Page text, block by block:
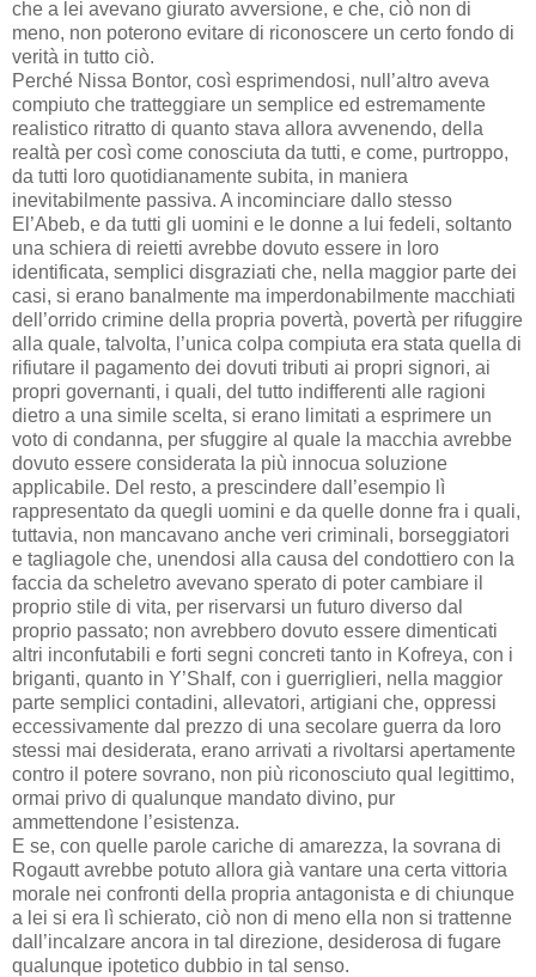
che a lei avevano giurato avversione, e che, ciò non di
meno, non poterono evitare di riconoscere un certo fondo di
verità in tutto ciò.
Perché Nissa Bontor, così esprimendosi, null’altro aveva
compiuto che tratteggiare un semplice ed estremamente
realistico ritratto di quanto stava allora avvenendo, della
realtà per così come conosciuta da tutti, e come, purtroppo,
da tutti loro quotidianamente subita, in maniera
inevitabilmente passiva. A incominciare dallo stesso
El’Abeb, e da tutti gli uomini e le donne a lui fedeli, soltanto
una schiera di reietti avrebbe dovuto essere in loro
identificata, semplici disgraziati che, nella maggior parte dei
casi, si erano banalmente ma imperdonabilmente macchiati
dell’orrido crimine della propria povertà, povertà per rifuggire
alla quale, talvolta, l’unica colpa compiuta era stata quella di
rifiutare il pagamento dei dovuti tributi ai propri signori, ai
propri governanti, i quali, del tutto indifferenti alle ragioni
dietro a una simile scelta, si erano limitati a esprimere un
voto di condanna, per sfuggire al quale la macchia avrebbe
dovuto essere considerata la più innocua soluzione
applicabile. Del resto, a prescindere dall’esempio lì
rappresentato da quegli uomini e da quelle donne fra i quali,
tuttavia, non mancavano anche veri criminali, borseggiatori
e tagliagole che, unendosi alla causa del condottiero con la
faccia da scheletro avevano sperato di poter cambiare il
proprio stile di vita, per riservarsi un futuro diverso dal
proprio passato; non avrebbero dovuto essere dimenticati
altri inconfutabili e forti segni concreti tanto in Kofreya, con i
briganti, quanto in Y’Shalf, con i guerriglieri, nella maggior
parte semplici contadini, allevatori, artigiani che, oppressi
eccessivamente dal prezzo di una secolare guerra da loro
stessi mai desiderata, erano arrivati a rivoltarsi apertamente
contro il potere sovrano, non più riconosciuto qual legittimo,
ormai privo di qualunque mandato divino, pur
ammettendone l’esistenza.
E se, con quelle parole cariche di amarezza, la sovrana di
Rogautt avrebbe potuto allora già vantare una certa vittoria
morale nei confronti della propria antagonista e di chiunque
a lei si era lì schierato, ciò non di meno ella non si trattenne
dall’incalzare ancora in tal direzione, desiderosa di fugare
qualunque ipotetico dubbio in tal senso.